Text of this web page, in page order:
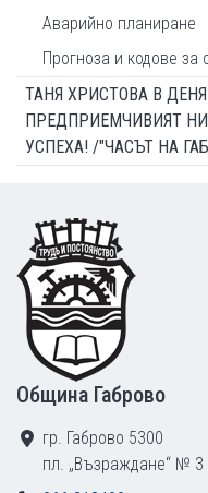
Аварийно планиране
Прогноза и кодове за
ТАНЯ ХРИСТОВА В
ПРЕДПРИЕМЧИВИЯТ
УСПЕХА! /"ЧАСЪТ НА
Footer
Община Габрово
гр. Габрово 5300
пл. „Възраждане“ № 3